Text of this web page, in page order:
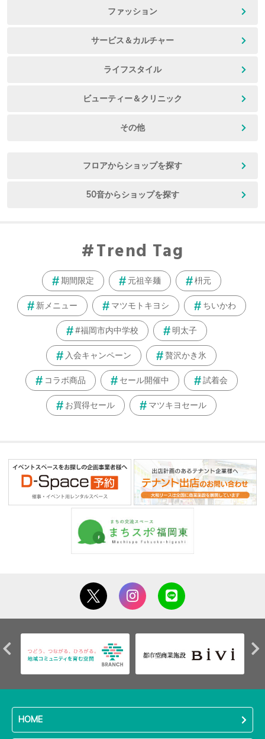
ファッション
サービス＆カルチャー
ライフスタイル
ビューティー＆クリニック
その他
フロアからショップを探す
50音からショップを探す
Trend Tag
期間限定 元祖辛麺 枡元
新メニュー マツモトキヨシ ちいかわ
#福岡市内中学校 明太子
入会キャンペーン 贅沢かき氷
コラボ商品 セール開催中 試着会
お買得セール マツキヨセール
HOME